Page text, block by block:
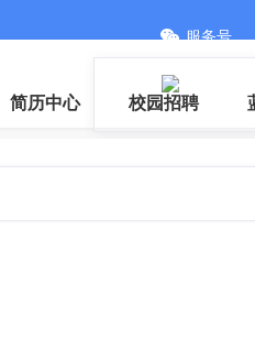
服务号
简历中心 校园招聘